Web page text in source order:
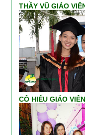
THẦY VŨ GIÁO
CÔ HIẾU GIÁO